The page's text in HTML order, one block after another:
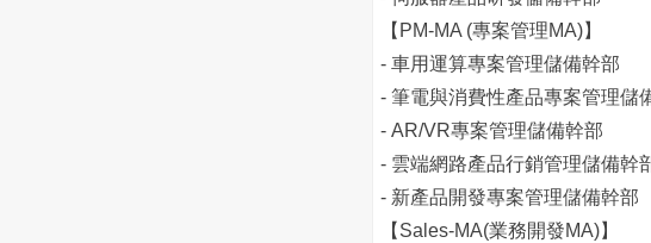
【PM-MA (專案管理MA)】
- 車用運算專案管理儲備幹部
- 筆電與消費性產品專案管理儲
- AR/VR專案管理儲備幹部
- 雲端網路產品行銷管理儲備幹
- 新產品開發專案管理儲備幹部
【Sales-MA(業務開發MA)】